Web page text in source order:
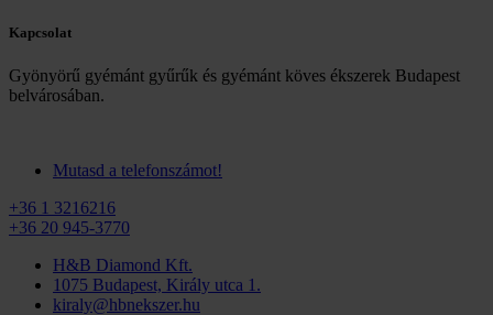
Kapcsolat
Gyönyörű gyémánt gyűrűk és gyémánt köves ékszerek Budapest
belvárosában.
Mutasd a telefonszámot!
+36 1 3216216
+36 20 945-3770
H&B Diamond Kft.
1075 Budapest, Király utca 1.
kiraly@hbnekszer.hu